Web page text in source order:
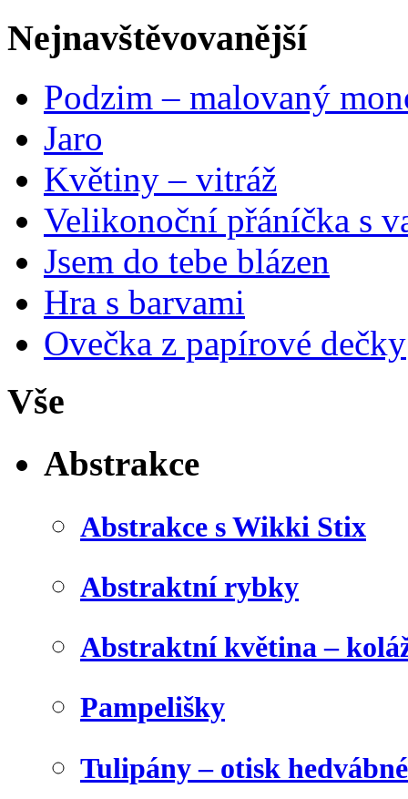
Nejnavštěvovanější
Podzim – malovaný
Jaro
Květiny – vitráž
Velikonoční přáníčka s
Jsem do tebe blázen
Hra s barvami
Ovečka z papírové dečky
Vše
Abstrakce
Abstrakce s Wikki Stix
Abstraktní rybky
Abstraktní květina –
Pampelišky
Tulipány – otisk